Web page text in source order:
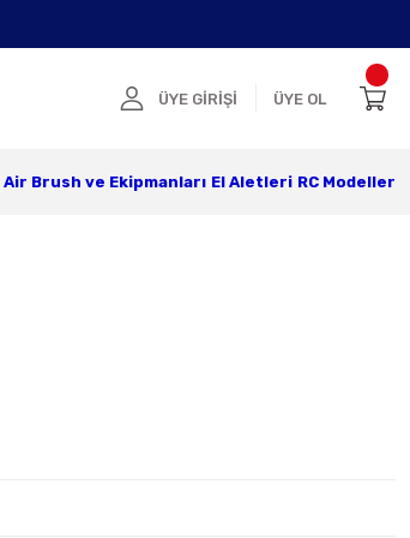
ÜYE GİRİŞİ ÜYE OL
Air Brush ve Ekipmanları El Aletleri RC Modeller